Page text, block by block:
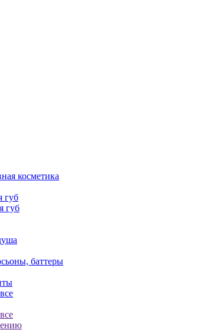
косметика
губ
губ
баттеры